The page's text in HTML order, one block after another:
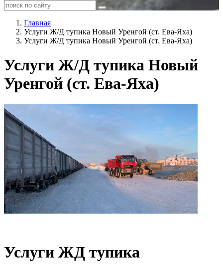
Главная
Услуги Ж/Д тупика Новый Уренгой (ст. Ева-Яха)
Услуги Ж/Д тупика Новый Уренгой (ст. Ева-Яха)
Услуги Ж/Д тупика Новый
Уренгой (ст. Ева-Яха)
Услуги ЖД тупика